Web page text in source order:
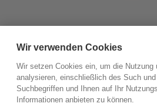
Wir verwenden Cookies
Wir setzen Cookies ein, um die Nutzung
analysieren, einschließlich des Such
Suchbegriffen und Ihnen auf Ihr
Informationen anbieten zu können.